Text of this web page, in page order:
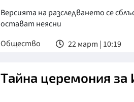
Версията на разследването се
остават неясни
Общество
22 март | 10:19
Тайна церемония